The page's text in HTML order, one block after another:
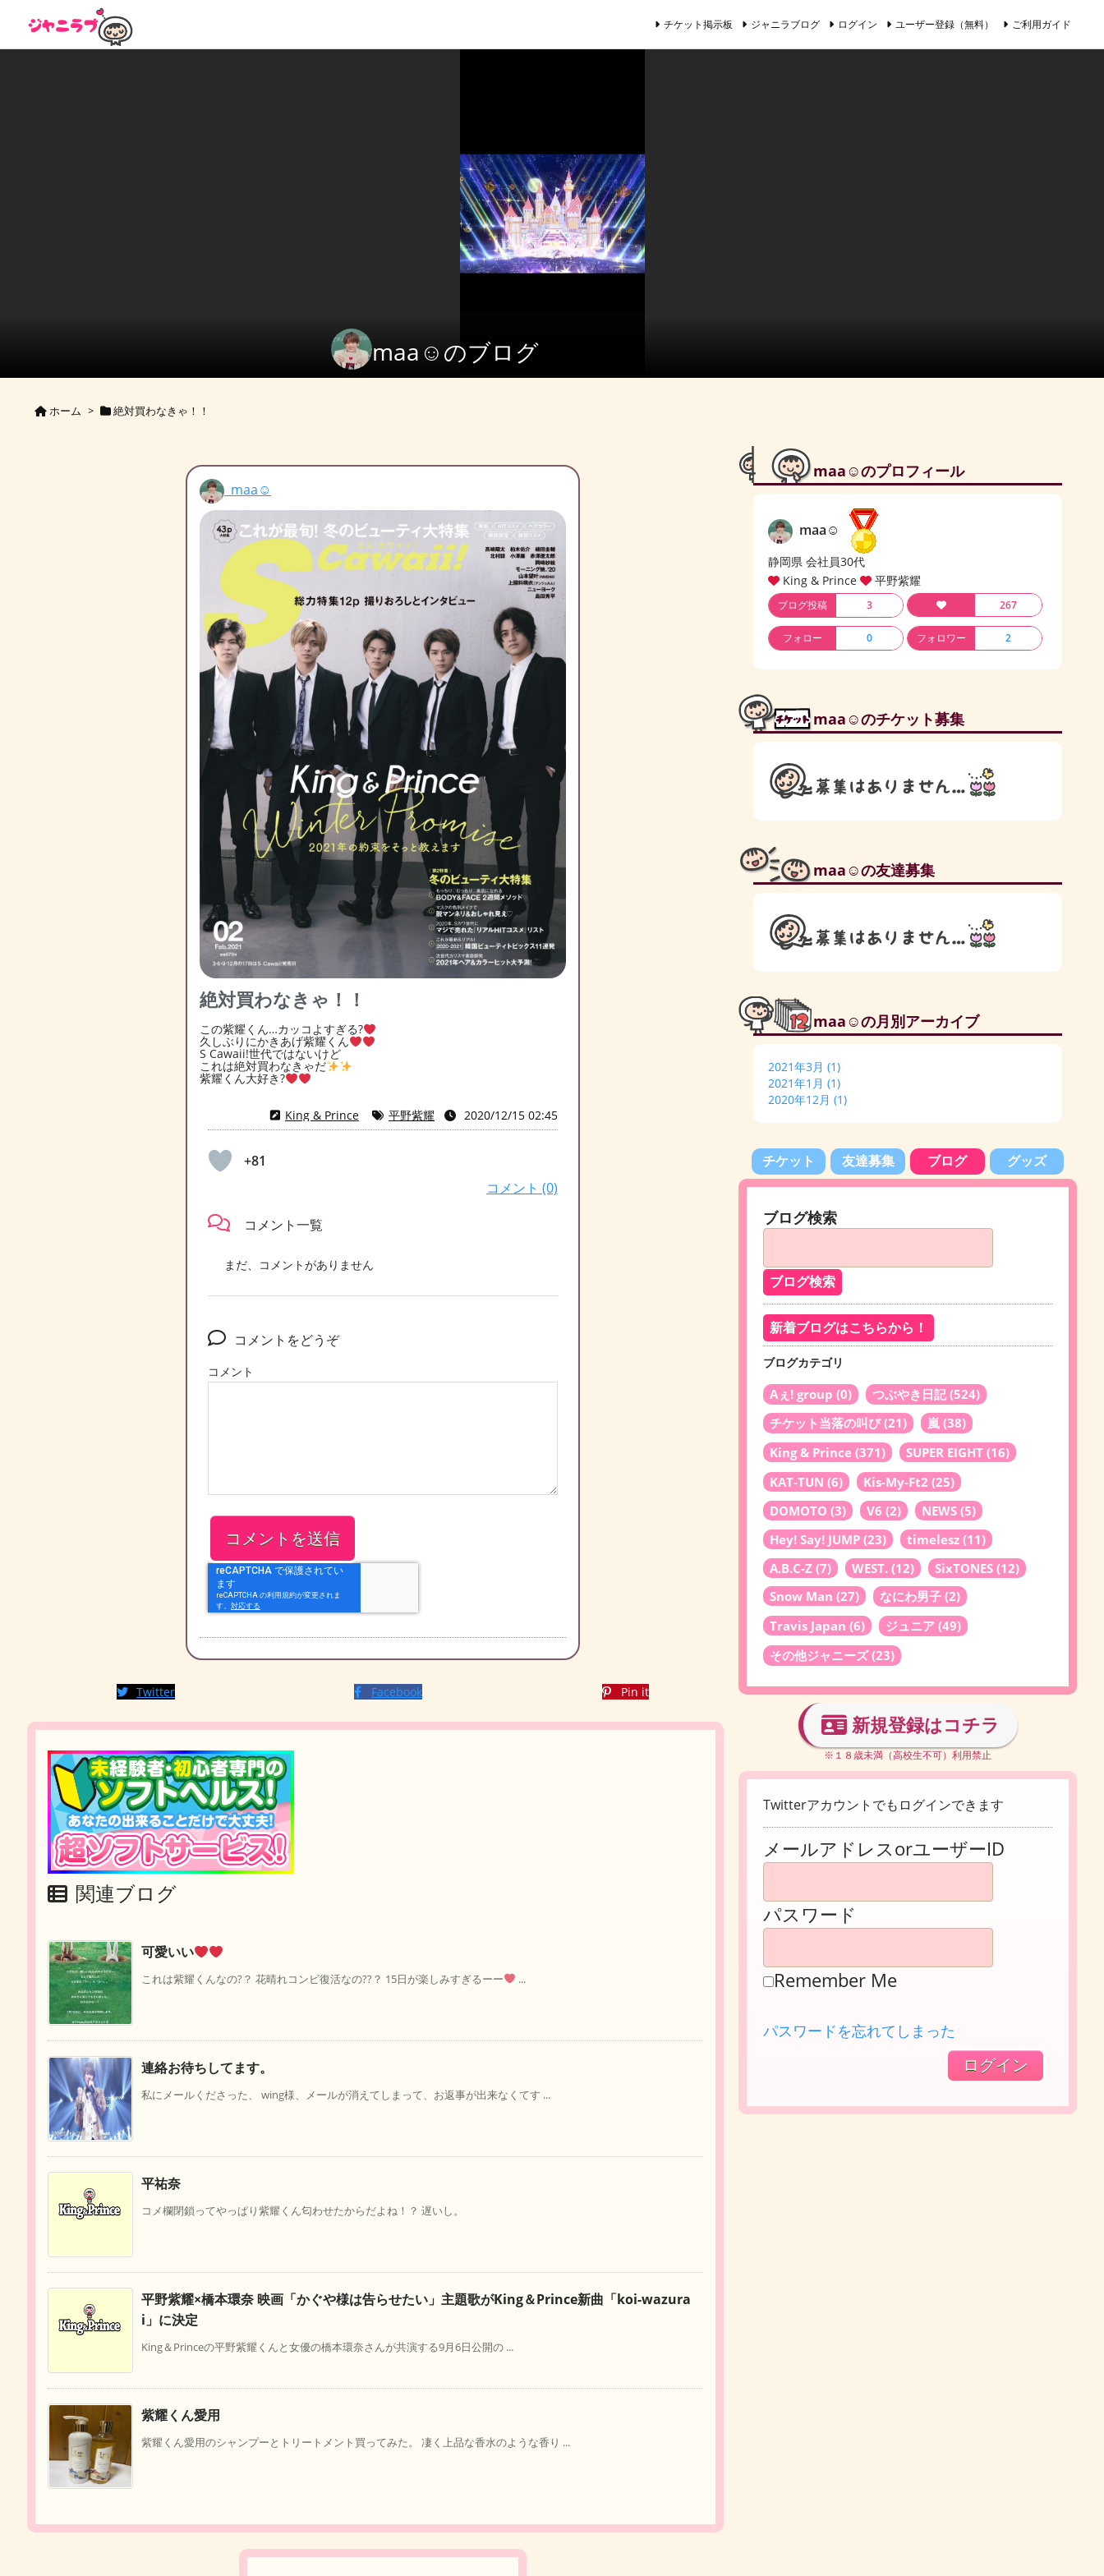
maa☺のブログ
チケット掲示板 ジャニラブログ ログイン ユーザー登録（無料） ご利用ガイド
ホーム > 絶対買わなきゃ！！
maa☺
絶対買わなきゃ！！
この紫耀くん…カッコよすぎる?
久しぶりにかきあげ紫耀くん
S Cawaii!世代ではないけど
これは絶対買わなきゃだ
紫耀くん大好き?
King & Prince 平野紫耀 2020/12/15 02:45
+81
コメント (0)
コメント一覧
まだ、コメントがありません
コメントをどうぞ
コメント
Twitter Facebook Pin it
関連ブログ
可愛いい
これは紫耀くんなの?？ 花晴れコンビ復活なの??？ 15日が楽しみすぎるーー ...
連絡お待ちしてます。
私にメールくださった、 wing様、メールが消えてしまって、お返事が出来なくてす ...
平祐奈
コメ欄閉鎖ってやっぱり紫耀くん匂わせたからだよね！？ 遅いし。
平野紫耀×橋本環奈 映画「かぐや様は告らせたい」主題歌がKing＆Prince新曲「koi-wazura
i」に決定
King＆Princeの平野紫耀くんと女優の橋本環奈さんが共演する9月6日公開の ...
紫耀くん愛用
紫耀くん愛用のシャンプーとトリートメント買ってみた。 凄く上品な香水のような香り ...
maa☺のプロフィール
maa☺
静岡県 会社員30代
King & Prince
平野紫耀
ブログ投稿 3 267
フォロー 0 フォロワー 2
maa☺のチケット募集
maa☺の友達募集
maa☺の月別アーカイブ
2021年3月 (1)
2021年1月 (1)
2020年12月 (1)
チケット 友達募集 ブログ グッズ
ブログ検索
新着ブログはこちらから！
ブログカテゴリ
Aぇ! group (0) つぶやき日記(524)
チケット当落の叫び(21) 嵐 (38)
King & Prince (371) SUPER EIGHT (16)
KAT-TUN (6) Kis-My-Ft2 (25)
DOMOTO (3) V6 (2) NEWS (5)
Hey! Say! JUMP (23) timelesz (11)
A.B.C-Z (7) WEST. (12) SixTONES (12)
Snow Man (27) なにわ男子 (2)
Travis Japan (6) ジュニア (49)
その他ジャニーズ(23)
新規登録はコチラ
※１８歳未満（高校生不可）利用禁止
Twitterアカウントでもログインできます
メールアドレスorユーザーID
パスワード
Remember Me
パスワードを忘れてしまった